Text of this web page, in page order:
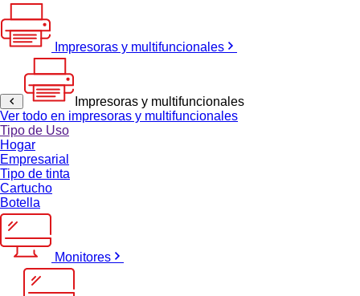
Impresoras y multifuncionales
Impresoras y multifuncionales
Ver todo en impresoras y multifuncionales
Tipo de Uso
Hogar
Empresarial
Tipo de tinta
Cartucho
Botella
Monitores